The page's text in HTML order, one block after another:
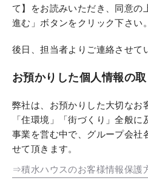
て】をお読みいただき、同意の
進む」ボタンをクリック下さい。
後日、担当者よりご連絡させて
お預かりした個人情報の
弊社は、お預かりした大切なお
「住環境」「街づくり」全般
事業を営む中で、グループ会社
せて頂きます。
⇒積水ハウスのお客様情報保護